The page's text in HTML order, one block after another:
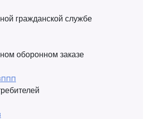
гражданской службе
оборонном заказе